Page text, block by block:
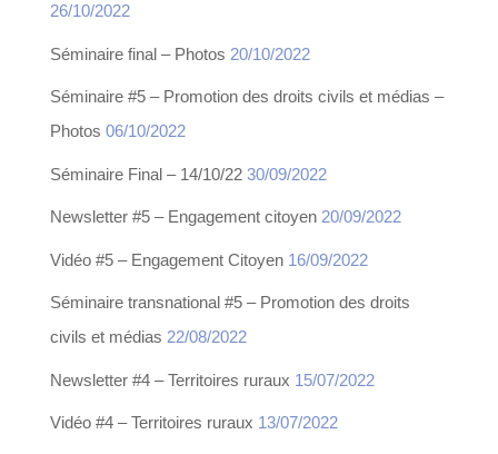
26/10/2022
Séminaire final – Photos 20/10/2022
Séminaire #5 – Promotion des droits civils et médias –
Photos 06/10/2022
Séminaire Final – 14/10/22 30/09/2022
Newsletter #5 – Engagement citoyen 20/09/2022
Vidéo #5 – Engagement Citoyen 16/09/2022
Séminaire transnational #5 – Promotion des droits
civils et médias 22/08/2022
Newsletter #4 – Territoires ruraux 15/07/2022
Vidéo #4 – Territoires ruraux 13/07/2022